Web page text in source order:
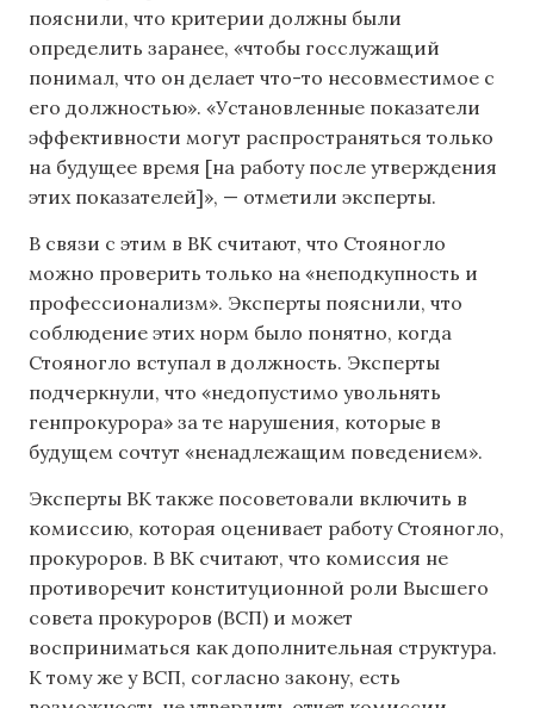
пояснили, что критерии должны были
определить заранее, «чтобы госслужащий
понимал, что он делает что-то несовместимое с
его должностью». «Установленные показатели
эффективности могут распространяться только
на будущее время [на работу после утверждения
этих показателей]», — отметили эксперты.
В связи с этим в ВК считают, что Стояногло
можно проверить только на «неподкупность и
профессионализм». Эксперты пояснили, что
соблюдение этих норм было понятно, когда
Стояногло вступал в должность. Эксперты
подчеркнули, что «недопустимо увольнять
генпрокурора» за те нарушения, которые в
будущем сочтут «ненадлежащим поведением».
Эксперты ВК также посоветовали включить в
комиссию, которая оценивает работу Стояногло,
прокуроров. В ВК считают, что комиссия не
противоречит конституционной роли Высшего
совета прокуроров (ВСП) и может
восприниматься как дополнительная структура.
К тому же у ВСП, согласно закону, есть